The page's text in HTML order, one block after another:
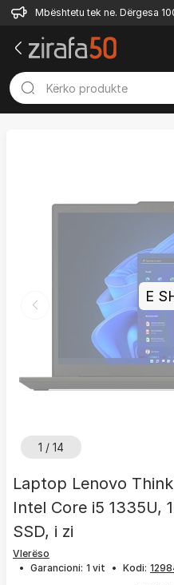
Mbështetu tek ne. Dërgesa
1 / 14
E
Laptop Lenovo
Intel Core i5 1335U,
SSD, i zi
Vlerëso
• Garancioni: 1 vit • Kodi: